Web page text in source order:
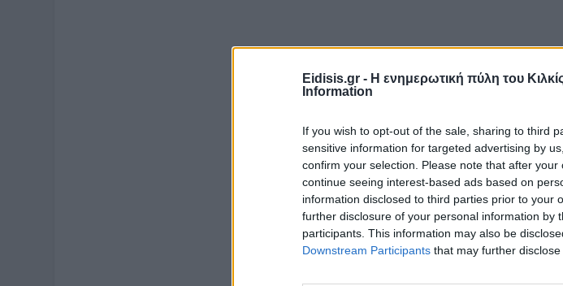
Eidisis.gr - Η ενημερωτική πύλη του
Information
If you wish to opt-out of the sale, sharing to third
sensitive information for targeted advertising by
confirm your selection. Please note that after
continue seeing interest-based ads based on
information disclosed to third parties prior to your
further disclosure of your personal information by
participants. This information may also be
Downstream Participants that may further